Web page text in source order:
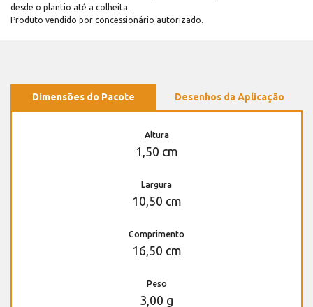
desde o plantio até a colheita.
Produto vendido por concessionário autorizado.
Dimensões do Pacote Desenhos da Aplicação
Altura
1,50 cm
Largura
10,50 cm
Comprimento
16,50 cm
Peso
3,00 g